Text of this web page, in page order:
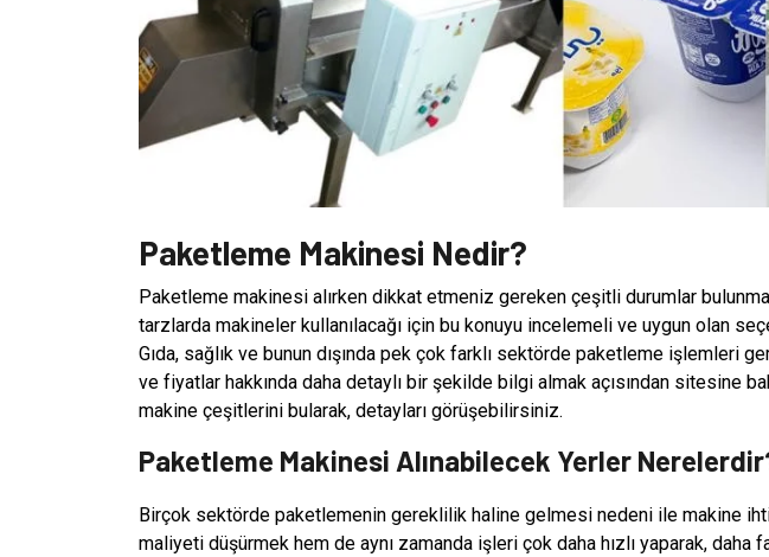
Paketleme Makinesi Nedir?
Paketleme makinesi alırken dikkat etmeniz gereken çeşitli durumlar
tarzlarda makineler kullanılacağı için bu konuyu incelemeli ve uygun olan
Gıda, sağlık ve bunun dışında pek çok farklı sektörde paketleme işlemleri
ve fiyatlar hakkında daha detaylı bir şekilde bilgi almak açısından sitesine
makine çeşitlerini bularak, detayları görüşebilirsiniz.
Paketleme Makinesi Alınabilecek Yerler
Birçok sektörde paketlemenin gereklilik haline gelmesi nedeni ile makine
maliyeti düşürmek hem de aynı zamanda işleri çok daha hızlı yaparak, daha